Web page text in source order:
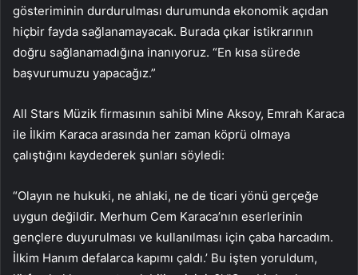
gösteriminin durdurulması durumunda ekonomik açıdan
hiçbir fayda sağlanamayacak. Burada çıkar istikrarının
doğru sağlanamadığına inanıyoruz. “En kısa sürede
başvurumuzu yapacağız.”
All Stars Müzik firmasının sahibi Mine Aksoy, Emrah Karaca
ile İlkim Karaca arasında her zaman köprü olmaya
çalıştığını kaydederek şunları söyledi:
“Olayın ne hukuki, ne ahlaki, ne de ticari yönü gerçeğe
uygun değildir. Merhum Cem Karaca’nın eserlerinin
gençlere duyurulması ve kullanılması için çaba harcadım.
İlkim Hanım defalarca kapımı çaldı.’ Bu işten yoruldum,